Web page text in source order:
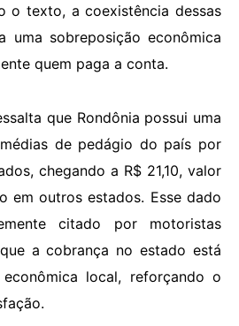
o texto, a coexistência dessas
uma sobreposição econômica
quem paga a conta.
que Rondônia possui uma
de pedágio do país por
chegando a R$ 21,10, valor
em outros estados. Esse dado
citado por motoristas
a cobrança no estado está
local, reforçando o